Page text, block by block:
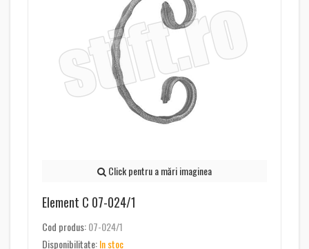
Click pentru a mări imaginea
Element C 07-024/1
Cod produs:07-024/1
Disponibilitate:In stoc